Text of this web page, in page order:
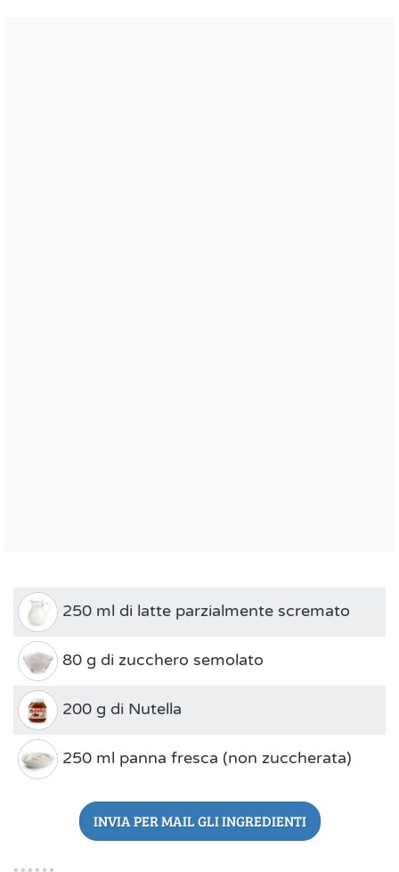
250 ml di latte parzialmente scremato
80 g di zucchero semolato
200 g di Nutella
250 ml panna fresca (non zuccherata)
INVIA PER MAIL GLI INGREDIENTI